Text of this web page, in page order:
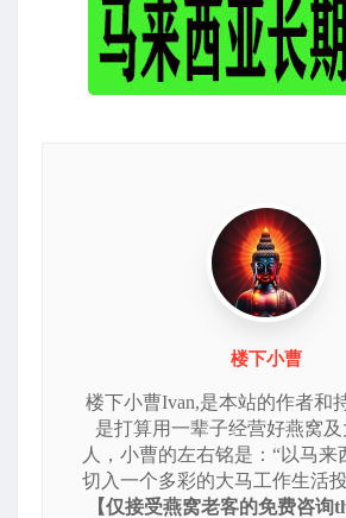
楼下小曹
楼下小曹Ivan,是本站的作者和
是打算用一辈子经营好燕窝
人，小曹的左右铭是：“以马来
切入一个多彩的大马工作生活
【仅接受燕窝老客的免费咨询